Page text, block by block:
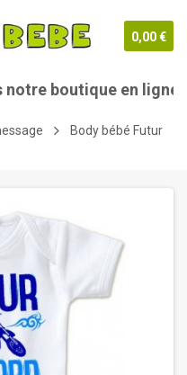
0,00 €
boutique en ligne
Body bébé Futur